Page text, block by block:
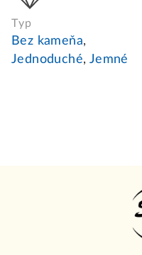
Typ
Bez kameňa,
Jednoduché, Jemné